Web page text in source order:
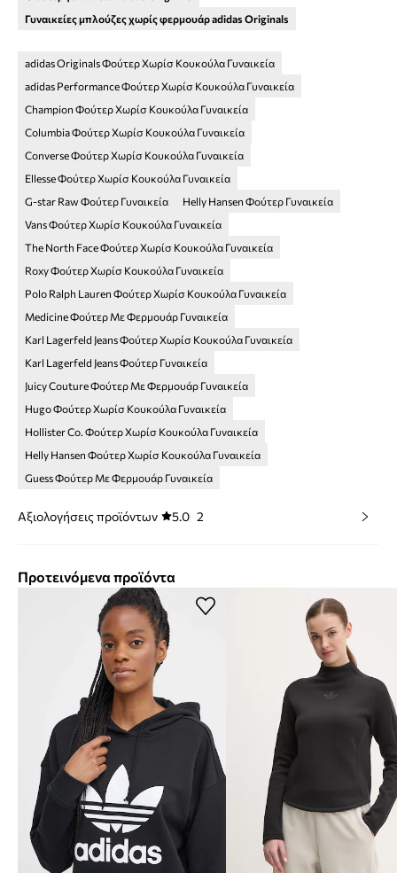
Γυναικείες μπλούζες χωρίς φερμουάρ adidas Originals
adidas Originals Φούτερ Χωρίσ Κουκούλα Γυναικεία
adidas Performance Φούτερ Χωρίσ Κουκούλα Γυναικεία
Champion Φούτερ Χωρίσ Κουκούλα Γυναικεία
Columbia Φούτερ Χωρίσ Κουκούλα Γυναικεία
Converse Φούτερ Χωρίσ Κουκούλα Γυναικεία
Ellesse Φούτερ Χωρίσ Κουκούλα Γυναικεία
G-star Raw Φούτερ Γυναικεία
Helly Hansen Φούτερ Γυναικεία
Vans Φούτερ Χωρίσ Κουκούλα Γυναικεία
The North Face Φούτερ Χωρίσ Κουκούλα Γυναικεία
Roxy Φούτερ Χωρίσ Κουκούλα Γυναικεία
Polo Ralph Lauren Φούτερ Χωρίσ Κουκούλα Γυναικεία
Medicine Φούτερ Με Φερμουάρ Γυναικεία
Karl Lagerfeld Jeans Φούτερ Χωρίσ Κουκούλα Γυναικεία
Karl Lagerfeld Jeans Φούτερ Γυναικεία
Juicy Couture Φούτερ Με Φερμουάρ Γυναικεία
Hugo Φούτερ Χωρίσ Κουκούλα Γυναικεία
Hollister Co. Φούτερ Χωρίσ Κουκούλα Γυναικεία
Helly Hansen Φούτερ Χωρίσ Κουκούλα Γυναικεία
Guess Φούτερ Με Φερμουάρ Γυναικεία
Αξιολογήσεις προϊόντων 5.0 2
Προτεινόμενα προϊόντα